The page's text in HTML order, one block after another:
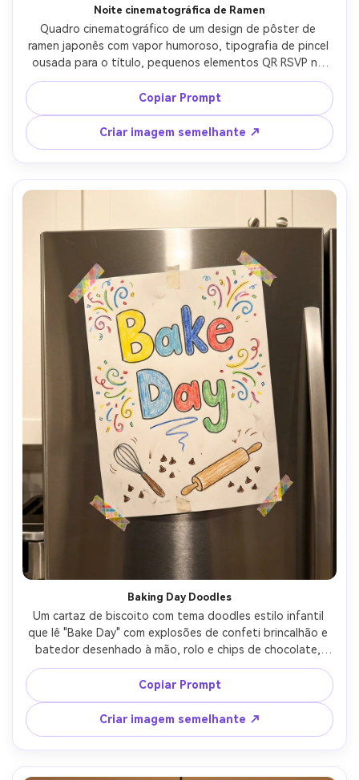
Noite cinematográfica de Ramen
Quadro cinematográfico de um design de pôster de
ramen japonês com vapor humoroso, tipografia de pincel
ousada para o título, pequenos elementos QR RSVP na
parte inferior para um convite para o jantar, vermelhos e
pretos profundos, grão sutil, fotografado como um
maquete de parede em uma cozinha escura, luz de borda
e brilho de neon prático, Panasonic S5II, 35mm, contraste
dramático, textura de impressão realista-AR 4:5
Copiar Prompt
Criar imagem semelhante ↗
Baking Day Doodles
Um cartaz de biscoito com tema doodles estilo infantil
que lê "Bake Day" com explosões de confeti brincalhão e
batedor desenhado à mão, rolo e chips de chocolate,
paleta de cores brilhante mas equilibrada, papel fosco,
fotografado colado à porta da geladeira, iluminação
macia da cozinha, iPhone 15 Pro, equivalente a 26mm,
composição casual, reflexos naturais, detalhe nítido
impressível-AR 4:5
Copiar Prompt
Criar imagem semelhante ↗
Crie imagens com
IA sem limites.
100% grátis!
Comece Grátis →